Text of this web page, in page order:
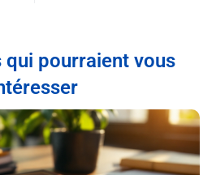
qui pourraient vous